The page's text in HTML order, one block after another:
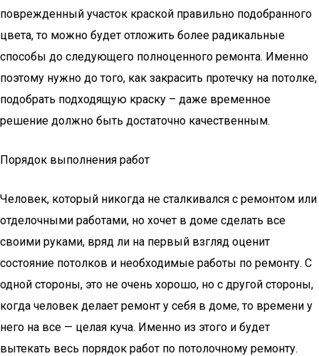
поврежденный участок краской правильно подобранного
цвета, то можно будет отложить более радикальные
способы до следующего полноценного ремонта. Именно
поэтому нужно до того, как закрасить протечку на потолке,
подобрать подходящую краску – даже временное
решение должно быть достаточно качественным.
Порядок выполнения работ
Человек, который никогда не сталкивался с ремонтом или
отделочными работами, но хочет в доме сделать все
своими руками, вряд ли на первый взгляд оценит
состояние потолков и необходимые работы по ремонту. С
одной стороны, это не очень хорошо, но с другой стороны,
когда человек делает ремонт у себя в доме, то времени у
него на все — целая куча. Именно из этого и будет
вытекать весь порядок работ по потолочному ремонту.